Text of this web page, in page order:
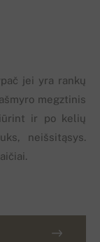
jei yra rankų
megztinis
ir po kelių
neišsitąsys.